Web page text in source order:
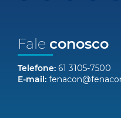
Fale conosco
Telefone: 61 3105-7500
E-mail: